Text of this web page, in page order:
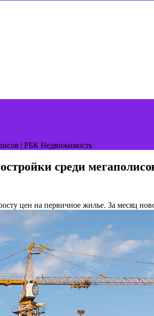
| РБК Недвижимость
среди
цен на первичное жилье. За месяц